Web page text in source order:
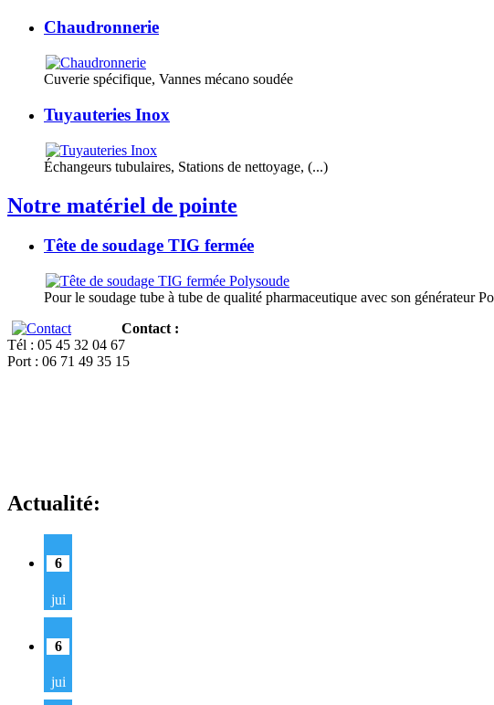
Chaudronnerie
Cuverie spécifique, Vannes mécano soudée
Tuyauteries Inox
Échangeurs tubulaires, Stations de nettoyage, (...)
Notre matériel de pointe
Tête de soudage TIG fermée
Pour le soudage tube à tube de qualité pharmaceutique avec son générateur
Contact :
Tél : 05 45 32 04 67
Port : 06 71 49 35 15
Actualité:
6
jui
6
jui